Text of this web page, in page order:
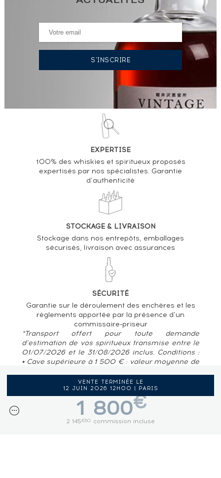
VENTE TERMINÉE LE
12 JUIN 2026 12H00 | PARIS
1 800€
2 145€60 commission incluse
EXPERTISE
100% des whiskies et spiritueux proposés
expertisés par nos spécialistes. Garantie
d’authenticité
STOCKAGE & LIVRAISON
Stockage dans nos entrepôts, emballages
sécurisés, livraison avec assurances
SÉCURITÉ
Garantie sur le déroulement des enchères et les
règlements apportée par la présence d’un
commissaire-priseur
*Transport offert pour toute demande
d’estimation de vos spiritueux transmise entre le
01/07/2026 et le 31/08/2026 inclus. Conditions :
• Cave supérieure à 1 500 € : valeur moyenne de
France métropolitaine, Belgique, Luxembourg